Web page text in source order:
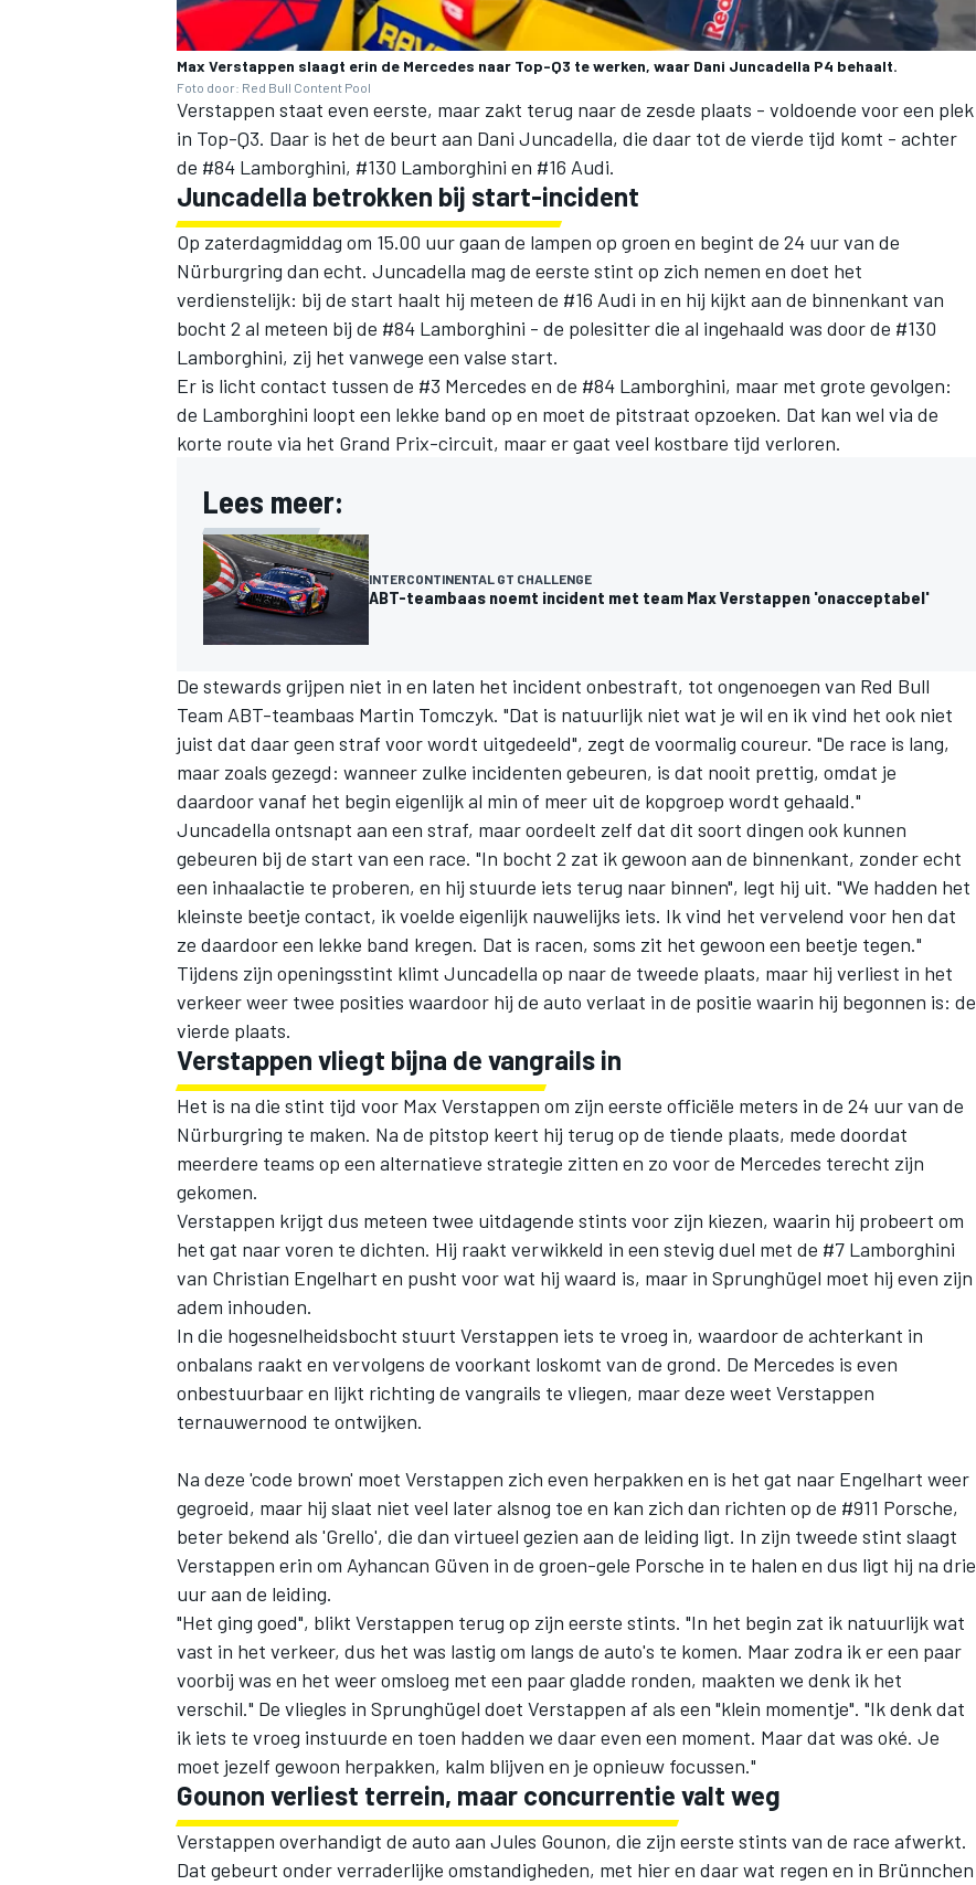
MEER RACEKLASSEN
Max Verstappen slaagt erin de Mercedes naar Top-Q3 te werken, waar Dani Juncadella P4 behaalt.
Foto door: Red Bull Content Pool
Verstappen staat even eerste, maar zakt terug naar de zesde plaats - voldoende voor een plek
in Top-Q3. Daar is het de beurt aan Dani Juncadella, die daar tot de vierde tijd komt - achter
de #84 Lamborghini, #130 Lamborghini en #16 Audi.
Juncadella betrokken bij start-incident
Op zaterdagmiddag om 15.00 uur gaan de lampen op groen en begint de 24 uur van de
Nürburgring dan echt. Juncadella mag de eerste stint op zich nemen en doet het
verdienstelijk: bij de start haalt hij meteen de #16 Audi in en hij kijkt aan de binnenkant van
bocht 2 al meteen bij de #84 Lamborghini - de polesitter die al ingehaald was door de #130
Lamborghini, zij het vanwege een valse start.
Er is licht contact tussen de #3 Mercedes en de #84 Lamborghini, maar met grote gevolgen:
de Lamborghini loopt een lekke band op en moet de pitstraat opzoeken. Dat kan wel via de
korte route via het Grand Prix-circuit, maar er gaat veel kostbare tijd verloren.
Lees meer:
INTERCONTINENTAL GT CHALLENGE
ABT-teambaas noemt incident met team Max Verstappen 'onacceptabel'
De stewards grijpen niet in en laten het incident onbestraft, tot ongenoegen van Red Bull
Team ABT-teambaas Martin Tomczyk. "Dat is natuurlijk niet wat je wil en ik vind het ook niet
juist dat daar geen straf voor wordt uitgedeeld", zegt de voormalig coureur. "De race is lang,
maar zoals gezegd: wanneer zulke incidenten gebeuren, is dat nooit prettig, omdat je
daardoor vanaf het begin eigenlijk al min of meer uit de kopgroep wordt gehaald."
Juncadella ontsnapt aan een straf, maar oordeelt zelf dat dit soort dingen ook kunnen
gebeuren bij de start van een race. "In bocht 2 zat ik gewoon aan de binnenkant, zonder echt
een inhaalactie te proberen, en hij stuurde iets terug naar binnen", legt hij uit. "We hadden het
kleinste beetje contact, ik voelde eigenlijk nauwelijks iets. Ik vind het vervelend voor hen dat
ze daardoor een lekke band kregen. Dat is racen, soms zit het gewoon een beetje tegen."
Tijdens zijn openingsstint klimt Juncadella op naar de tweede plaats, maar hij verliest in het
verkeer weer twee posities waardoor hij de auto verlaat in de positie waarin hij begonnen is: de
vierde plaats.
Verstappen vliegt bijna de vangrails in
Het is na die stint tijd voor Max Verstappen om zijn eerste officiële meters in de 24 uur van de
Nürburgring te maken. Na de pitstop keert hij terug op de tiende plaats, mede doordat
meerdere teams op een alternatieve strategie zitten en zo voor de Mercedes terecht zijn
gekomen.
Verstappen krijgt dus meteen twee uitdagende stints voor zijn kiezen, waarin hij probeert om
het gat naar voren te dichten. Hij raakt verwikkeld in een stevig duel met de #7 Lamborghini
van Christian Engelhart en pusht voor wat hij waard is, maar in Sprunghügel moet hij even zijn
adem inhouden.
In die hogesnelheidsbocht stuurt Verstappen iets te vroeg in, waardoor de achterkant in
onbalans raakt en vervolgens de voorkant loskomt van de grond. De Mercedes is even
onbestuurbaar en lijkt richting de vangrails te vliegen, maar deze weet Verstappen
ternauwernood te ontwijken.
Na deze 'code brown' moet Verstappen zich even herpakken en is het gat naar Engelhart weer
gegroeid, maar hij slaat niet veel later alsnog toe en kan zich dan richten op de #911 Porsche,
beter bekend als 'Grello', die dan virtueel gezien aan de leiding ligt. In zijn tweede stint slaagt
Verstappen erin om Ayhancan Güven in de groen-gele Porsche in te halen en dus ligt hij na drie
uur aan de leiding.
"Het ging goed", blikt Verstappen terug op zijn eerste stints. "In het begin zat ik natuurlijk wat
vast in het verkeer, dus het was lastig om langs de auto's te komen. Maar zodra ik er een paar
voorbij was en het weer omsloeg met een paar gladde ronden, maakten we denk ik het
verschil." De vliegles in Sprunghügel doet Verstappen af als een "klein momentje". "Ik denk dat
ik iets te vroeg instuurde en toen hadden we daar even een moment. Maar dat was oké. Je
moet jezelf gewoon herpakken, kalm blijven en je opnieuw focussen."
Gounon verliest terrein, maar concurrentie valt weg
Verstappen overhandigt de auto aan Jules Gounon, die zijn eerste stints van de race afwerkt.
Dat gebeurt onder verraderlijke omstandigheden, met hier en daar wat regen en in Brünnchen